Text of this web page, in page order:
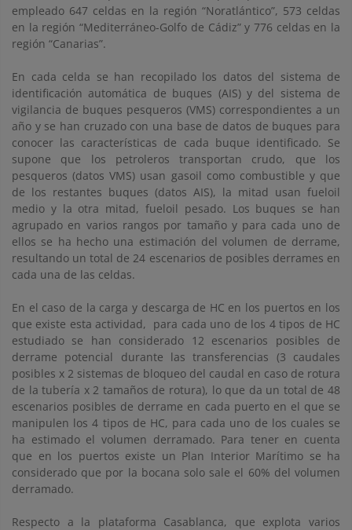
empleado 647 celdas en la región “Noratlántico”, 573 celdas
en la región “Mediterráneo-Golfo de Cádiz” y 776 celdas en la
región “Canarias”.
En cada celda se han recopilado los datos del sistema de
identificación automática de buques (AIS) y del sistema de
vigilancia de buques pesqueros (VMS) correspondientes a un
año y se han cruzado con una base de datos de buques para
conocer las características de cada buque identificado. Se
supone que los petroleros transportan crudo, que los
pesqueros (datos VMS) usan gasoil como combustible y que
de los restantes buques (datos AIS), la mitad usan fueloil
medio y la otra mitad, fueloil pesado. Los buques se han
agrupado en varios rangos por tamaño y para cada uno de
ellos se ha hecho una estimación del volumen de derrame,
resultando un total de 24 escenarios de posibles derrames en
cada una de las celdas.
En el caso de la carga y descarga de HC en los puertos en los
que existe esta actividad, para cada uno de los 4 tipos de HC
estudiado se han considerado 12 escenarios posibles de
derrame potencial durante las transferencias (3 caudales
posibles x 2 sistemas de bloqueo del caudal en caso de rotura
de la tubería x 2 tamaños de rotura), lo que da un total de 48
escenarios posibles de derrame en cada puerto en el que se
manipulen los 4 tipos de HC, para cada uno de los cuales se
ha estimado el volumen derramado. Para tener en cuenta
que en los puertos existe un Plan Interior Marítimo se ha
considerado que por la bocana solo sale el 60% del volumen
derramado.
Respecto a la plataforma Casablanca, que explota varios